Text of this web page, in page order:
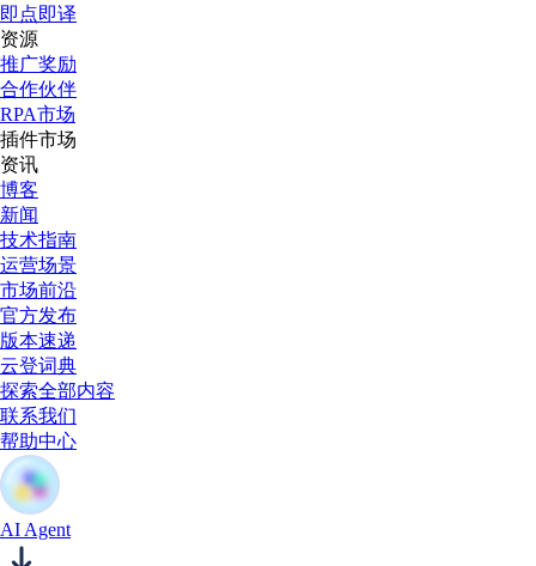
即点即译
资源
推广奖励
合作伙伴
RPA市场
插件市场
资讯
博客
新闻
技术指南
运营场景
市场前沿
官方发布
版本速递
云登词典
探索全部内容
联系我们
帮助中心
AI Agent